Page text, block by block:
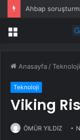
Menü
Anasayfa /Teknoloji
Teknoloji
Viking
ÖMÜR YILDIZ